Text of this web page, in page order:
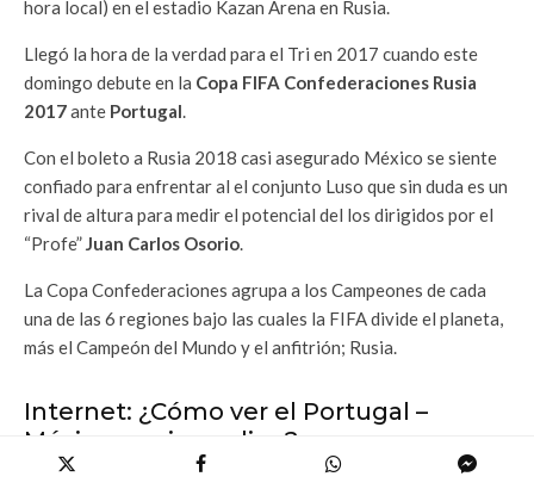
hora local) en el estadio Kazan Arena en Rusia.
Llegó la hora de la verdad para el Tri en 2017 cuando este
domingo debute en la Copa FIFA Confederaciones Rusia
2017ante Portugal.
Con el boleto a Rusia 2018 casi asegurado México se siente
confiado para enfrentar al el conjunto Luso que sin duda es un
rival de altura para medir el potencial del los dirigidos por el
“Profe”Juan Carlos Osorio.
La Copa Confederaciones agrupa a los Campeones de cada
una de las 6 regiones bajo las cuales la FIFA divide el planeta,
más el Campeón del Mundo y el anfitrión; Rusia.
Internet: ¿Cómo ver el Portugal –
México en vivo online?